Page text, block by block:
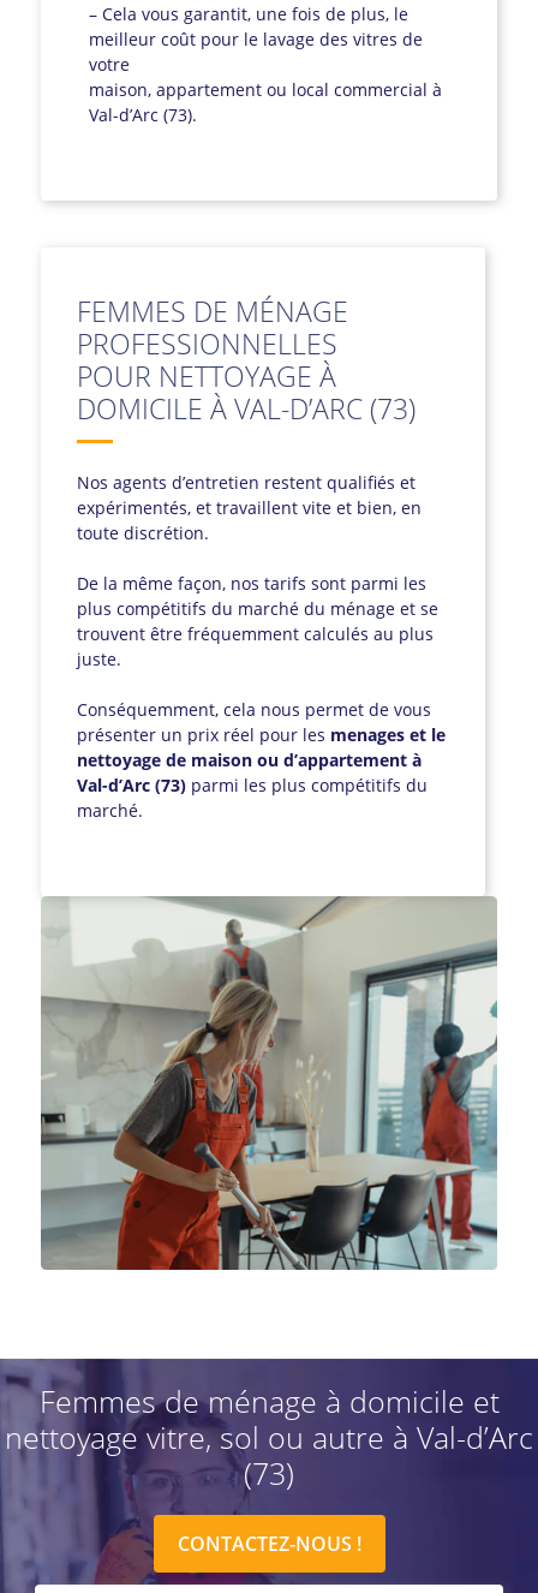
– Cela vous garantit, une fois de plus, le
meilleur coût pour le lavage des vitres de
votre
maison, appartement ou local commercial à
Val-d’Arc (73).
FEMMES DE MÉNAGE
PROFESSIONNELLES
POUR NETTOYAGE À
DOMICILE À VAL-D’ARC (73)
Nos agents d’entretien restent qualifiés et
expérimentés, et travaillent vite et bien, en
toute discrétion.
De la même façon, nos tarifs sont parmi les
plus compétitifs du marché du ménage et se
trouvent être fréquemment calculés au plus
juste.
Conséquemment, cela nous permet de vous
présenter un prix réel pour les menages et le
nettoyage de maison ou d’appartement à
Val-d’Arc (73) parmi les plus compétitifs du
marché.
Femmes de ménage à domicile et
nettoyage vitre, sol ou autre à Val-d’Arc
(73)
CONTACTEZ-NOUS !